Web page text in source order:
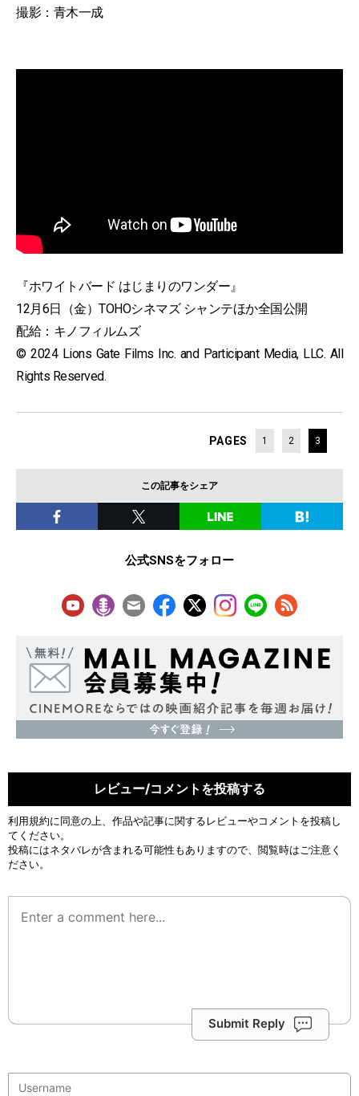
撮影：青木一成
『ホワイトバード はじまりのワンダー』
12月6日（金）TOHOシネマズ シャンテほか全国公開
配給：キノフィルムズ
© 2024 Lions Gate Films Inc. and Participant Media, LLC. All
Rights Reserved.
PAGES 1 2 3
この記事をシェア
公式SNSをフォロー
レビュー/コメントを投稿する
利用規約に同意の上、作品や記事に関するレビューやコメントを投稿し
てください。
投稿にはネタバレが含まれる可能性もありますので、閲覧時はご注意く
ださい。
Submit Reply